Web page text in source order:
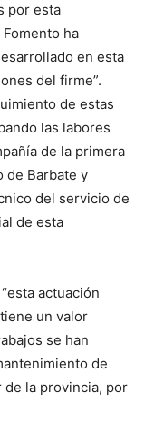
por esta
ha
en esta
del firme”.
de estas
las labores
de la primera
de Barbate y
del servicio de
de esta
actuación
un valor
se han
de
la provincia, por